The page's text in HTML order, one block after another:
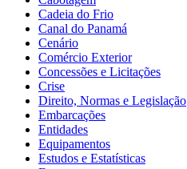
Cadeia do Frio
Canal do Panamá
Cenário
Comércio Exterior
Concessões e Licitações
Crise
Direito, Normas e Legislação
Embarcações
Entidades
Equipamentos
Estudos e Estatísticas